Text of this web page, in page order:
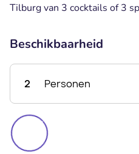
Tilburg van 3 cocktails of 3
Beschikbaarheid
2 Personen